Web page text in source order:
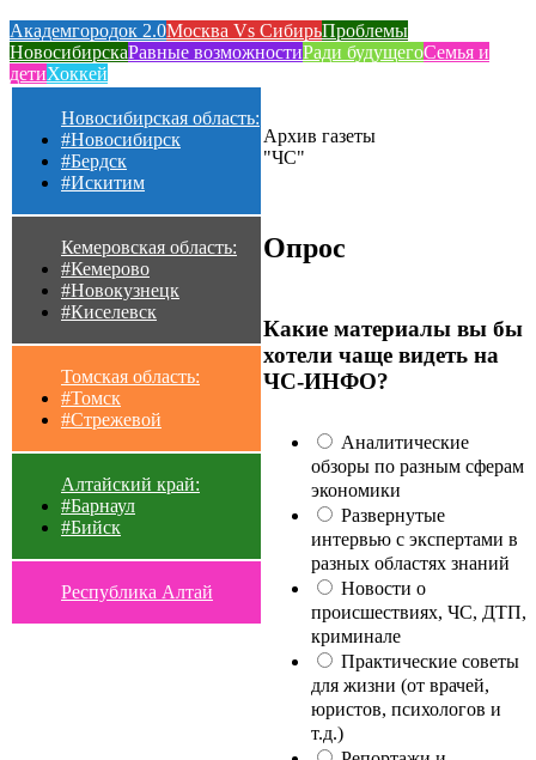
Академгородок 2.0Москва Vs СибирьПроблемы
НовосибирскаРавные возможностиРади будущегоСемья и
детиХоккей
Новосибирская область:
#Новосибирск
#Бердск
#Искитим
Кемеровская область:
#Кемерово
#Новокузнецк
#Киселевск
Томская область:
#Томск
#Стрежевой
Алтайский край:
#Барнаул
#Бийск
Республика Алтай
Архив газеты
"ЧС"
Опрос
Какие материалы вы бы
хотели чаще видеть на
ЧС-ИНФО?
Аналитические
обзоры по разным сферам
экономики
Развернутые
интервью с экспертами в
разных областях знаний
Новости о
происшествиях, ЧС, ДТП,
криминале
Практические советы
для жизни (от врачей,
юристов, психологов и
т.д.)